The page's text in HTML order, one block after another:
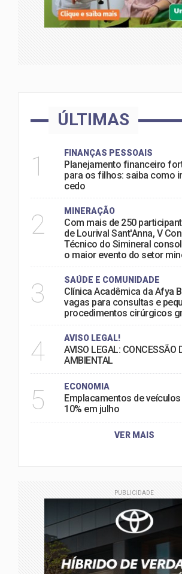
ÚLTIMAS
1 FINANÇAS PESSOAIS
Planejamento financeiro
para os filhos: saiba como
cedo
2 MINERAÇÃO
Com mais de 250
de Lourival Sant'Anna, V
Técnico do Simineral
o maior evento do setor
3 SAÚDE E COMUNIDADE
Clínica Acadêmica da Afya
vagas para consultas e
procedimentos cirúrgicos
4 AVISO LEGAL!
AVISO LEGAL: CONCESSÃO
AMBIENTAL
5 ECONOMIA
Emplacamentos de
10% em julho
VER MAIS
PUBLICIDADE